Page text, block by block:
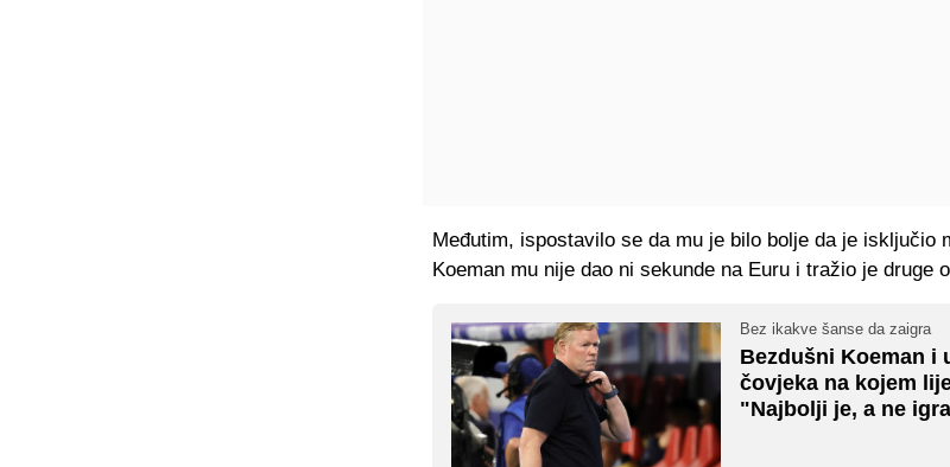
Međutim, ispostavilo se da mu je bilo bolje da je isključio
Koeman mu nije dao ni sekunde na Euru i tražio je druge
Bez ikakve šanse da zaigra
Bezdušni Koeman i
čovjeka na kojem
"Najbolji je, a ne